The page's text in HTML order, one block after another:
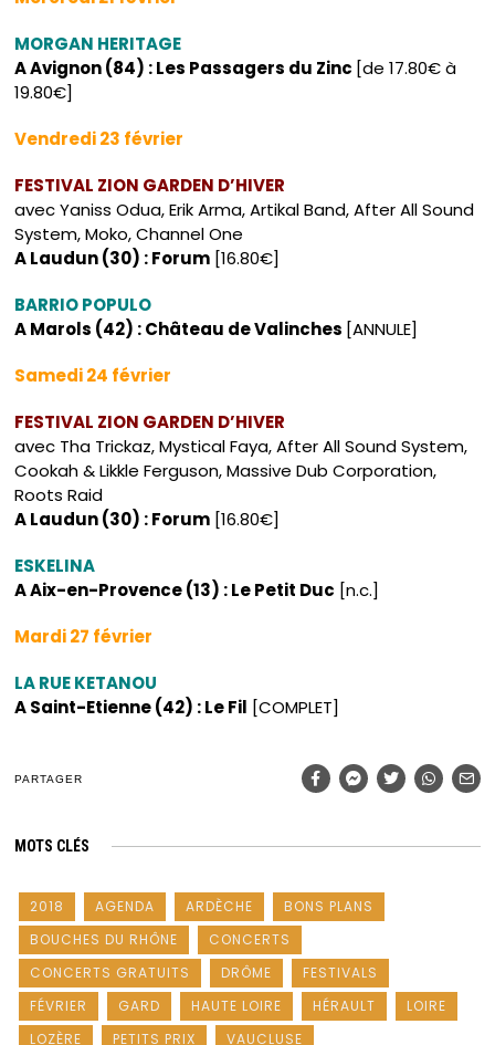
MORGAN HERITAGE
A Avignon (84) : Les Passagers du Zinc [de 17.80€ à
19.80€]
Vendredi 23 février
FESTIVAL ZION GARDEN D’HIVER
avec Yaniss Odua, Erik Arma, Artikal Band, After All Sound
System, Moko, Channel One
A Laudun (30) : Forum [16.80€]
BARRIO POPULO
A Marols (42) : Château de Valinches [ANNULE]
Samedi 24 février
FESTIVAL ZION GARDEN D’HIVER
avec Tha Trickaz, Mystical Faya, After All Sound System,
Cookah & Likkle Ferguson, Massive Dub Corporation,
Roots Raid
A Laudun (30) : Forum [16.80€]
ESKELINA
A Aix-en-Provence (13) : Le Petit Duc [n.c.]
Mardi 27 février
LA RUE KETANOU
A Saint-Etienne (42) : Le Fil [COMPLET]
PARTAGER
MOTS CLÉS
2018 AGENDA ARDÈCHE
BONS PLANS
BOUCHES DU RHÔNE
CONCERTS
CONCERTS GRATUITS
DRÔME
FESTIVALS
FÉVRIER
GARD HAUTE LOIRE HÉRAULT
LOIRE
LOZÈRE
PETITS PRIX VAUCLUSE